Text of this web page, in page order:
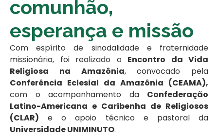
comunhão,
esperança e missão
Com espírito de sinodalidade e fraternidade
missionária, foi realizado o Encontro da Vida
Religiosa na Amazônia, convocado pela
Conferência Eclesial da Amazônia (CEAMA),
com o acompanhamento da Confederação
Latino-Americana e Caribenha de Religiosos
(CLAR) e o apoio técnico e pastoral da
Universidade UNIMINUTO.